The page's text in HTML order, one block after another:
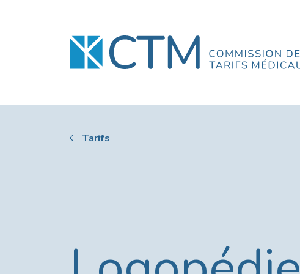
Tarifs